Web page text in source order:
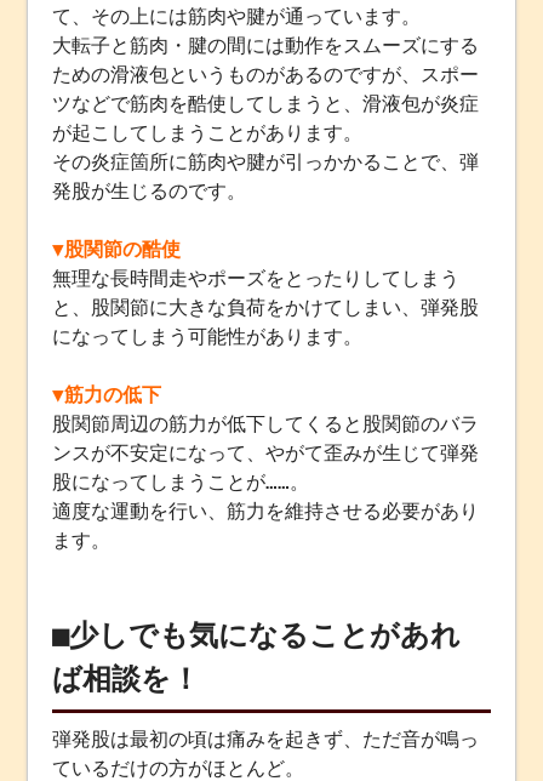
て、その上には筋肉や腱が通っています。
大転子と筋肉・腱の間には動作をスムーズにする
ための滑液包というものがあるのですが、スポー
ツなどで筋肉を酷使してしまうと、滑液包が炎症
が起こしてしまうことがあります。
その炎症箇所に筋肉や腱が引っかかることで、弾
発股が生じるのです。
▼股関節の酷使
無理な長時間走やポーズをとったりしてしまう
と、股関節に大きな負荷をかけてしまい、弾発股
になってしまう可能性があります。
▼筋力の低下
股関節周辺の筋力が低下してくると股関節のバラ
ンスが不安定になって、やがて歪みが生じて弾発
股になってしまうことが……。
適度な運動を行い、筋力を維持させる必要があり
ます。
■少しでも気になることがあれ
ば相談を！
弾発股は最初の頃は痛みを起きず、ただ音が鳴っ
ているだけの方がほとんど。